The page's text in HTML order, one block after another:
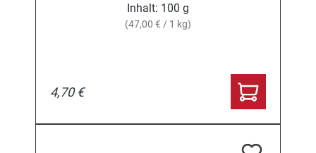
Inhalt: 100 g
(47,00 € / 1 kg)
4,70 €